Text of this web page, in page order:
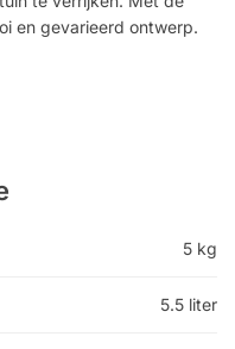
en gevarieerd ontwerp.
5 kg
5.5 liter